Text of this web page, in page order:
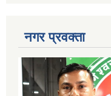
नगर प्रवक्ता